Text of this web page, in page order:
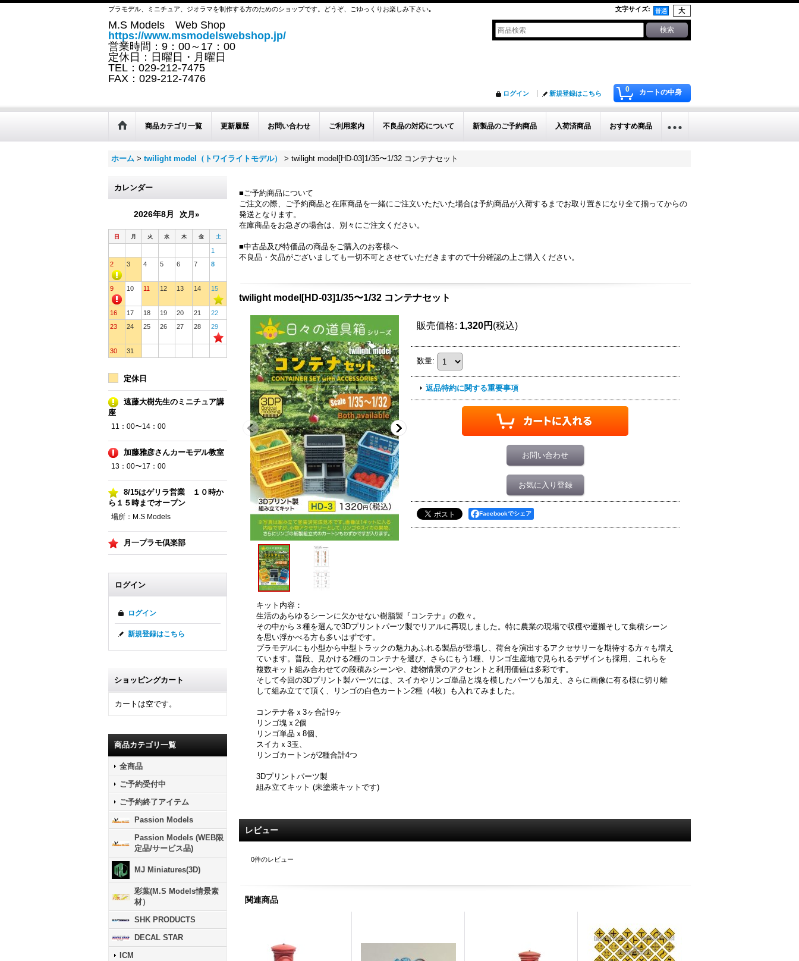
プラモデル、ミニチュア、ジオラマを制作する方のためのショップです。どうぞ、ごゆっくりお楽しみ下さい｡ 文字サイズ:
M.S Models Web Shop
https://www.msmodelswebshop.jp/
営業時間：9：00～17：00
定休日：日曜日・月曜日
TEL：029-212-7475
FAX：029-212-7476
0 カートの中身
ログイン 新規登録はこちら
商品カテゴリ一覧 更新履歴 お問い合わせ ご利用案内 不良品の対応について 新製品のご予約商品 入荷済商品 おすすめ商品
ホーム > twilight model（トワイライトモデル） > twilight model[HD-03]1/35〜1/32 コンテナセット
カレンダー
2026年8月 次月»
日 月 火 水 木 金 土
1
2
3 4 5 6 7 8
9 10 11 12 13 14 15
16 17 18 19 20 21
22
23
24 25 26 27 28 29
30 31
定休日
遠藤大樹先生のミニチュア講
座
11：00〜14：00
加藤雅彦さんカーモデル教室
13：00〜17：00
8/15はゲリラ営業 １０時か
ら１５時までオープン
場所：M.S Models
月一プラモ倶楽部
ログイン
ログイン
新規登録はこちら
ショッピングカート
カートは空です。
商品カテゴリ一覧
全商品
ご予約受付中
ご予約終了アイテム
Passion Models
Passion Models (WEB限
定品/サービス品)
MJ Miniatures(3D)
彩葉(M.S Models情景素
材）
SHK PRODUCTS
DECAL STAR
ICM
■ご予約商品について
ご注文の際、ご予約商品と在庫商品を一緒にご注文いただいた場合は予約商品が入荷するまでお取り置きになり全て揃ってからの
発送となります。
在庫商品をお急ぎの場合は、別々にご注文ください。
■中古品及び特価品の商品をご購入のお客様へ
不良品・欠品がございましても一切不可とさせていただきますので十分確認の上ご購入ください。
twilight model[HD-03]1/35〜1/32 コンテナセット
販売価格: 1,320円 (税込)
数量:
返品特約に関する重要事項
お問い合わせ
お気に入り登録
Facebookでシェア
キット内容：
生活のあらゆるシーンに欠かせない樹脂製『コンテナ』の数々。
その中から３種を選んで3Dプリントパーツ製でリアルに再現しました。特に農業の現場で収穫や運搬そして集積シーン
を思い浮かべる方も多いはずです。
プラモデルにも小型から中型トラックの魅力あふれる製品が登場し、荷台を演出するアクセサリーを期待する方々も増え
ています。普段、見かける2種のコンテナを選び、さらにもう1種、リンゴ生産地で見られるデザインも採用、これらを
複数キット組み合わせての段積みシーンや、建物情景のアクセントと利用価値は多彩です。
そして今回の3Dプリント製パーツには、スイカやリンゴ単品と塊を模したパーツも加え、さらに画像に有る様に切り離
して組み立てて頂く、リンゴの白色カートン2種（4枚）も入れてみました。
コンテナ各ｘ3ヶ合計9ヶ
リンゴ塊ｘ2個
リンゴ単品ｘ8個、
スイカｘ3玉、
リンゴカートンが2種合計4つ
3Dプリントパーツ製
組み立てキット (未塗装キットです)
レビュー
0件のレビュー
関連商品